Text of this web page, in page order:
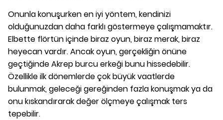
Onunla konuşurken en iyi yöntem, kendinizi
olduğunuzdan daha farklı göstermeye çalışmamaktır.
Elbette flörtün içinde biraz oyun, biraz merak, biraz
heyecan vardır. Ancak oyun, gerçekliğin önüne
geçtiğinde Akrep burcu erkeği bunu hissedebilir.
Özellikle ilk dönemlerde çok büyük vaatlerde
bulunmak, geleceği gereğinden fazla konuşmak ya da
onu kıskandırarak değer ölçmeye çalışmak ters
tepebilir.